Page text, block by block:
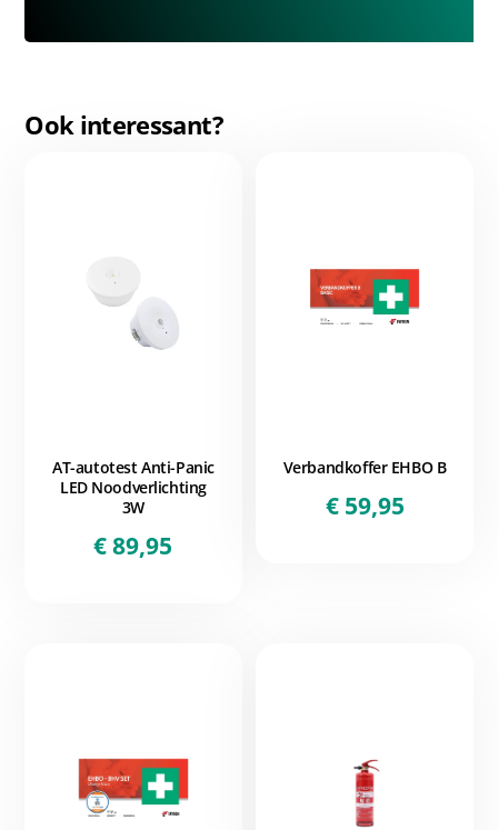
Ook interessant?
AT-autotest Anti-Panic
LED Noodverlichting
3W
€89,95
Verbandkoffer EHBO B
€59,95